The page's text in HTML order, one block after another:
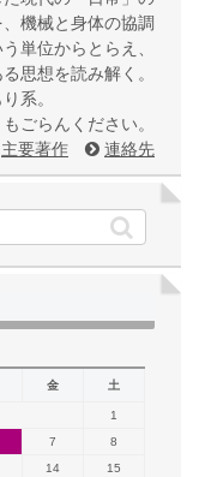
機械と身体の協調
単位からとらえ、
思想を読み解く。
系。
もごらんください。
主要著作 連絡先
金 土
1
7
8
14
15